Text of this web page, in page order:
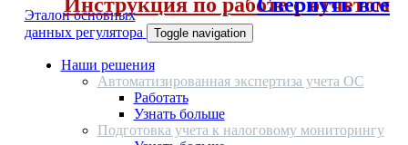
Эталон основных
данных регулятора
Toggle navigation
Наши решения
Автоматизированная экспертиза учета ОС
Работать
Узнать больше
Подготовка учета к налоговому мониторингу